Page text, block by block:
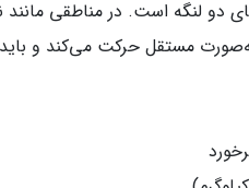
دو لنگه است. در مناطقی
مستقل حرکت می‌کند و